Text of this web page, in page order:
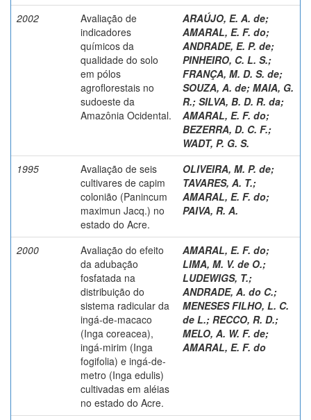
2002
Avaliação de
indicadores
químicos da
qualidade do solo
em pólos
agroflorestais no
sudoeste da
Amazônia Ocidental.
ARAÚJO, E. A. de;
AMARAL, E. F. do;
ANDRADE, E. P. de;
PINHEIRO, C. L. S.;
FRANÇA, M. D. S. de;
SOUZA, A. de; MAIA, G.
R.; SILVA, B. D. R. da;
AMARAL, E. F. do;
BEZERRA, D. C. F.;
WADT, P. G. S.
1995
Avaliação de seis
cultivares de capim
colonião (Panincum
maximun Jacq.) no
estado do Acre.
OLIVEIRA, M. P. de;
TAVARES, A. T.;
AMARAL, E. F. do;
PAIVA, R. A.
2000
Avaliação do efeito
da adubação
fosfatada na
distribuição do
sistema radicular da
ingá-de-macaco
(Inga coreacea),
ingá-mirim (Inga
fogifolia) e ingá-de-
metro (Inga edulis)
cultivadas em aléias
no estado do Acre.
AMARAL, E. F. do;
LIMA, M. V. de O.;
LUDEWIGS, T.;
ANDRADE, A. do C.;
MENESES FILHO, L. C.
de L.; RECCO, R. D.;
MELO, A. W. F. de;
AMARAL, E. F. do